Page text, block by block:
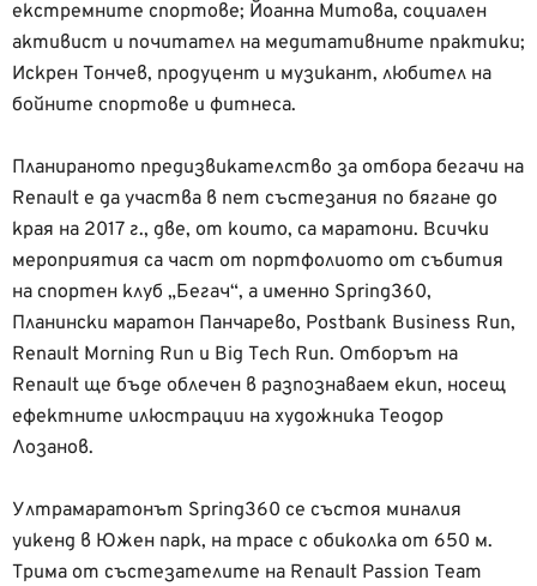
екстремните спортове; Йоанна Митова, социален
активист и почитател на медитативните практики;
Искрен Тончев, продуцент и музикант, любител на
бойните спортове и фитнеса.
Планираното предизвикателство за отбора бегачи на
Renault е да участва в пет състезания по бягане до
края на 2017 г., две, от които, са маратони. Всички
мероприятия са част от портфолиото от събития
на спортен клуб „Бегач“, а именно Spring360,
Планински маратон Панчарево, Postbank Business Run,
Renault Morning Run и Big Tech Run. Отборът на
Renault ще бъде облечен в разпознаваем екип, носещ
ефектните илюстрации на художника Теодор
Лозанов.
Ултрамаратонът Spring360 се състоя миналия
уикенд в Южен парк, на трасе с обиколка от 650 м.
Трима от състезателите на Renault Passion Team